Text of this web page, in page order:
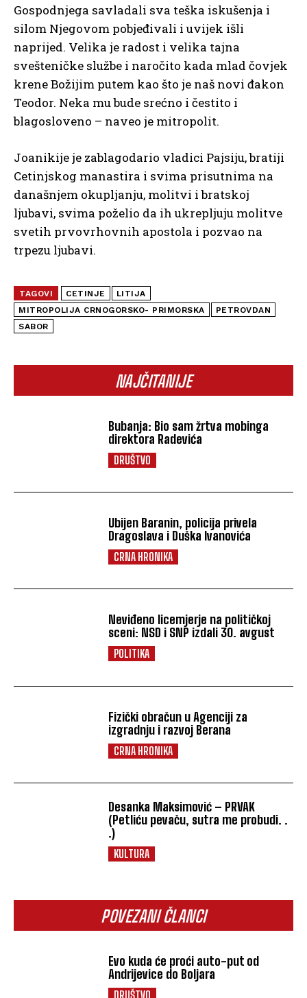
NAJČITANIJE
Bubanja: Bio sam žrtva mobinga
direktora Radevića
DRUŠTVO
Ubijen Baranin, policija privela
Dragoslava i Duška Ivanovića
CRNA HRONIKA
Neviđeno licemjerje na političkoj
sceni: NSD i SNP izdali 30. avgust
POLITIKA
Fizički obračun u Agenciji za
izgradnju i razvoj Berana
CRNA HRONIKA
Desanka Maksimović – PRVAK
(Petliću pevaču, sutra me probudi. .
.)
KULTURA
POVEZANI ČLANCI
Evo kuda će proći auto-put od
Andrijevice do Boljara
DRUŠTVO
Gospodnjega savladali sva teška iskušenja i
silom Njegovom pobjeđivali i uvijek išli
naprijed. Velika je radost i velika tajna
svešteničke službe i naročito kada mlad čovjek
krene Božijim putem kao što je naš novi đakon
Teodor. Neka mu bude srećno i čestito i
blagosloveno – naveo je mitropolit.
Joanikije je zablagodario vladici Pajsiju, bratiji
Cetinjskog manastira i svima prisutnima na
današnjem okupljanju, molitvi i bratskoj
ljubavi, svima poželio da ih ukrepljuju molitve
svetih prvovrhovnih apostola i pozvao na
trpezu ljubavi.
TAGOVI CETINJE
LITIJA
MITROPOLIJA CRNOGORSKO- PRIMORSKA
PETROVDAN
SABOR